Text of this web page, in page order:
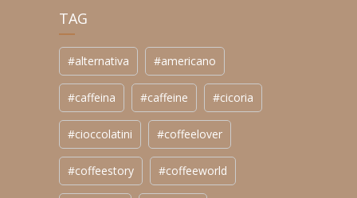
TAG
#alternativa #americano
#caffeina #caffeine #cicoria
#cioccolatini #coffeelover
#coffeestory #coffeeworld